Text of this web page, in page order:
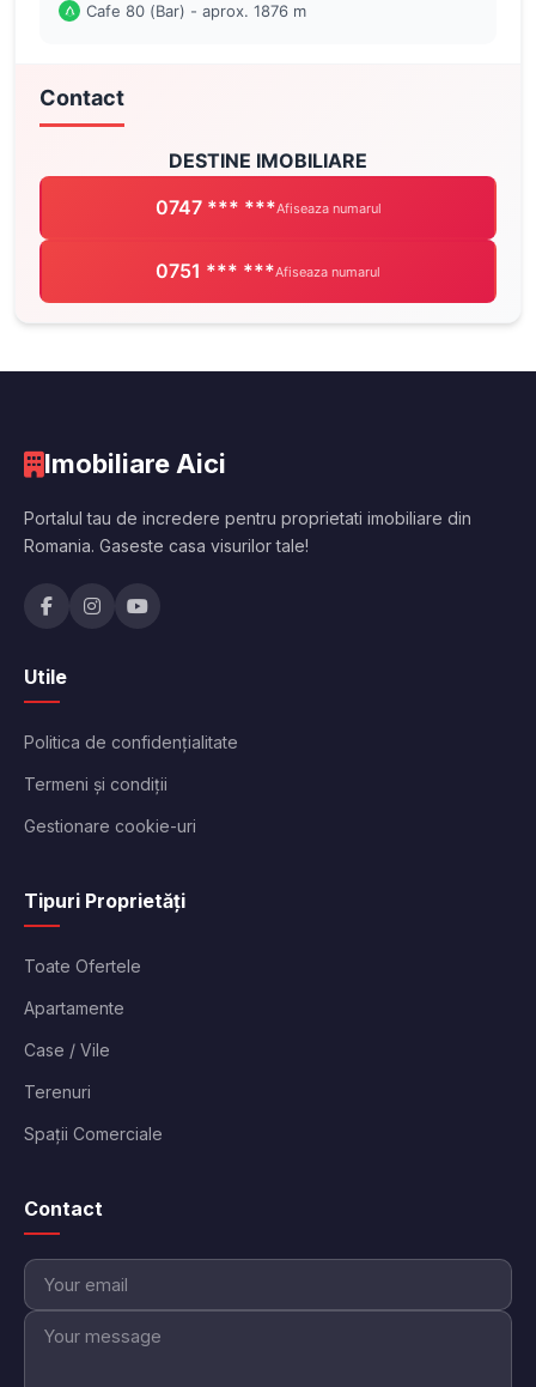
Cafe 80 (Bar) - aprox. 1876 m
Contact
DESTINE IMOBILIARE
0747 *** ***Afiseaza numarul
0751 *** ***Afiseaza numarul
Imobiliare Aici
Portalul tau de incredere pentru proprietati imobiliare din
Romania. Gaseste casa visurilor tale!
Utile
Politica de confidențialitate
Termeni și condiții
Gestionare cookie-uri
Tipuri Proprietăți
Toate Ofertele
Apartamente
Case / Vile
Terenuri
Spații Comerciale
Contact